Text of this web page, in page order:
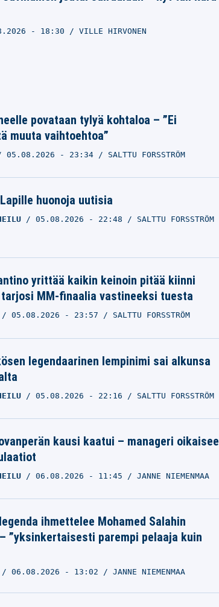
- 18:30 VILLE HIRVONEN
povataan tylyä kohtaloa – ”Ei
muuta vaihtoehtoa”
05.08.2026 - 23:34 SALTTU FORSSTRÖM
huonoja uutisia
05.08.2026 - 22:48 SALTTU FORSSTRÖM
yrittää kaikin keinoin pitää kiinni
MM-finaalia vastineeksi tuesta
05.08.2026 - 23:57 SALTTU FORSSTRÖM
legendaarinen lempinimi sai alkunsa
05.08.2026 - 22:16 SALTTU FORSSTRÖM
kausi kaatui – manageri oikaisee
06.08.2026 - 11:45 JANNE NIEMENMAA
ihmettelee Mohamed Salahin
”yksinkertaisesti parempi pelaaja kuin
06.08.2026 - 13:02 JANNE NIEMENMAA